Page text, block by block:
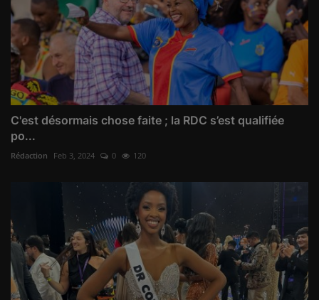
C'est désormais chose faite ; la RDC s’est qualifiée
po...
Rédaction Feb 3, 2024 0 120